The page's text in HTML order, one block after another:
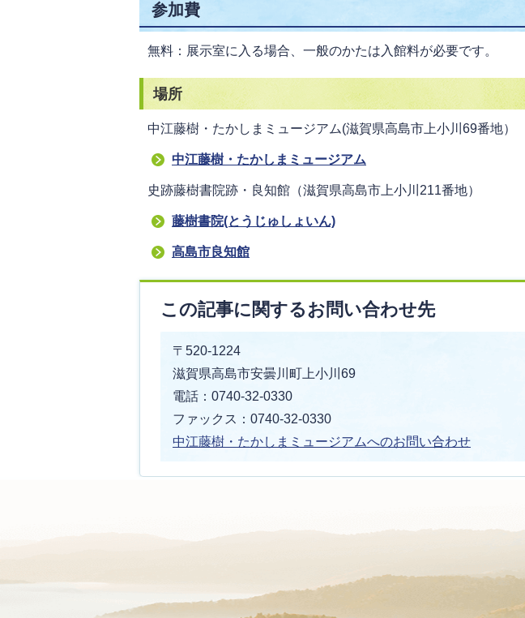
参加費
無料：展示室に入る場合、一般のかたは入館料が必要です。
場所
中江藤樹・たかしまミュージアム(滋賀県高島市上小川69番地）
中江藤樹・たかしまミュージアム
史跡藤樹書院跡・良知館（滋賀県高島市上小川211番地）
藤樹書院(とうじゅしょいん)
高島市良知館
この記事に関するお問い合わせ先
〒520-1224
滋賀県高島市安曇川町上小川69
電話：0740-32-0330
ファックス：0740-32-0330
中江藤樹・たかしまミュージアムへのお問い合わせ